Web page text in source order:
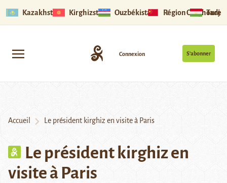
Kazakhstan Kirghizstan Ouzbékistan Région Ouïghoure
S’abonner
Connexion
Accueil Le président kirghiz en visite à Paris
Le président kirghiz en
visite à Paris